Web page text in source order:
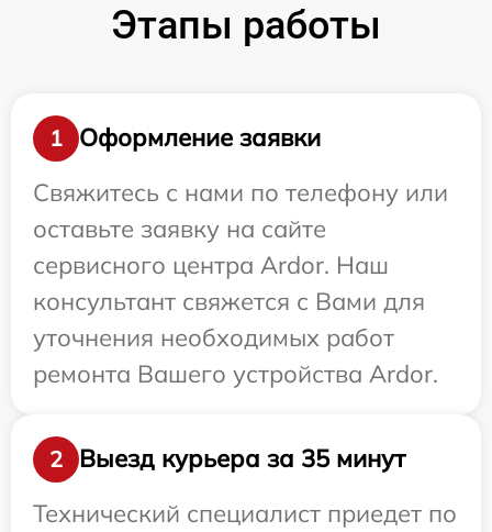
Этапы работы
1
Оформление заявки
Свяжитесь с нами по телефону или
оставьте заявку на сайте
сервисного центра Ardor. Наш
консультант свяжется с Вами для
уточнения необходимых работ
ремонта Вашего устройства Ardor.
2
Выезд курьера за 35 минут
Технический специалист приедет по